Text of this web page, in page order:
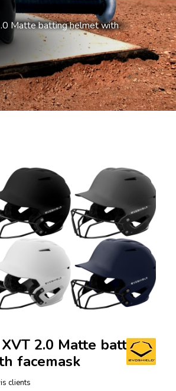
Matte batting helmet with
2.0 Matte batting
facemask
clients